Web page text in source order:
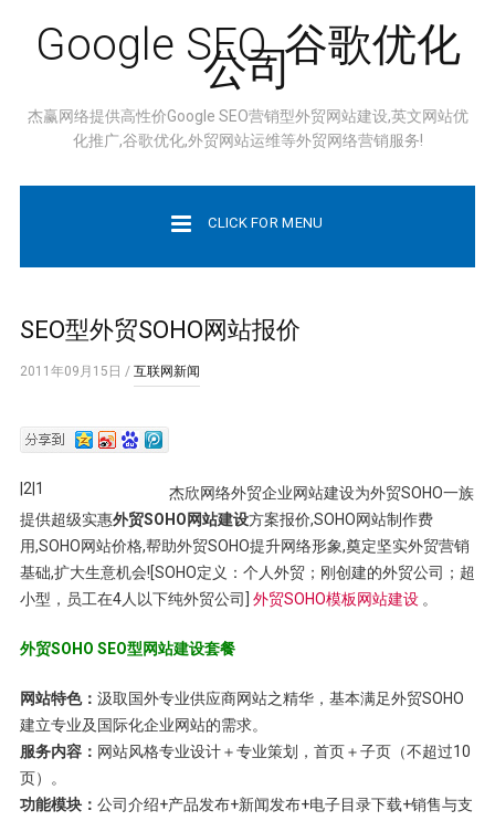
Google SEO, 谷歌优化
公司
杰赢网络提供高性价Google SEO营销型外贸网站建设,英文网站优
化推广,谷歌优化,外贸网站运维等外贸网络营销服务!
CLICK FOR MENU
SEO型外贸SOHO网站报价
2011年09月15日 / 互联网新闻
|2|1
杰欣网络外贸企业网站建设为外贸SOHO一族
提供超级实惠外贸SOHO网站建设方案报价,SOHO网站制作费
用,SOHO网站价格,帮助外贸SOHO提升网络形象,奠定坚实外贸营销
基础,扩大生意机会![SOHO定义：个人外贸；刚创建的外贸公司；超
小型，员工在4人以下纯外贸公司] 外贸SOHO模板网站建设。
外贸SOHO SEO型网站建设套餐
网站特色： 汲取国外专业供应商网站之精华，基本满足外贸SOHO
建立专业及国际化企业网站的需求。
服务内容： 网站风格专业设计＋专业策划，首页＋子页（不超过10
页）。
功能模块： 公司介绍+产品发布+新闻发布+电子目录下载+销售与支